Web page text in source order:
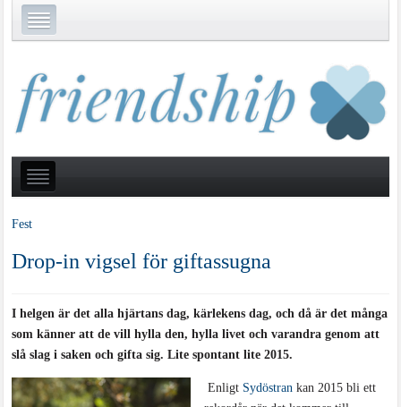
Fest
Drop-in vigsel för giftassugna
I helgen är det alla hjärtans dag, kärlekens dag, och då är det många
som känner att de vill hylla den, hylla livet och varandra genom att
slå slag i saken och gifta sig. Lite spontant lite 2015.
Enligt Sydöstrankan 2015 bli ett